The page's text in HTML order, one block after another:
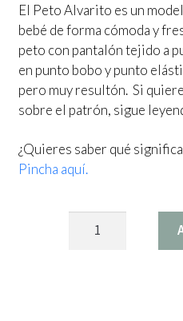
El Peto Alvarito es un
bebé de forma cómoda y
peto con pantalón tejido a
en punto bobo y punto
pero muy resultón. Si
sobre el patrón, sigue
¿Quieres saber qué
Pincha aquí.
Peto